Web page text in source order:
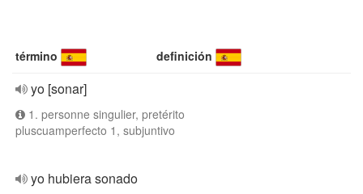
término definición
yo [sonar]
1. personne singulier, pretérito
pluscuamperfecto 1, subjuntivo
yo hubiera sonado